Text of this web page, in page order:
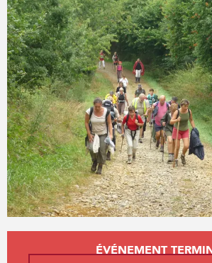
Ouverture et coordonnées
ÉVÉNEMENT